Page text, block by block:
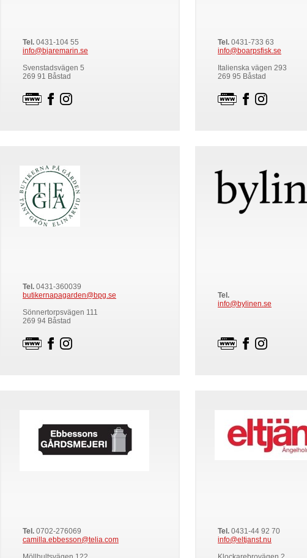
Tel. 0431-104 55
info@bjaremarin.se
Svenstadsvägen 5
269 91 Båstad
Tel. 0431-733 63
info@boarpsfisk.se
Italienska vägen 293
269 95 Båstad
Tel. 0431-360039
butikernapagarden@bpg.se
Sönnertorpsvägen 111
269 94 Båstad
Tel.
info@bylinen.se
Tel. 0702-276069
camilla.ebbesson@telia.com
Tel. 0431-44 92 70
info@eltjanst.nu